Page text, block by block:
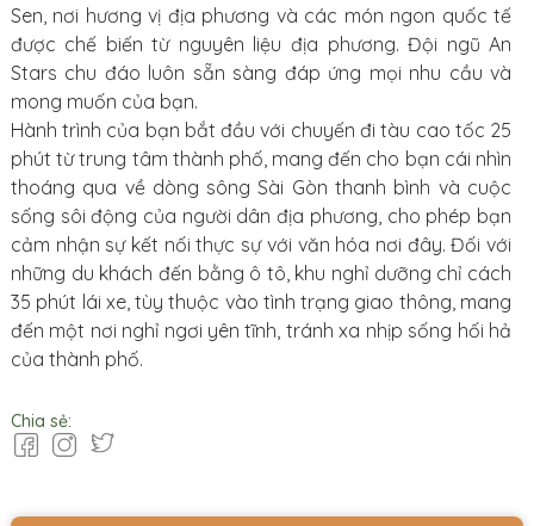
Sen, nơi hương vị địa phương và các món ngon quốc tế
được chế biến từ nguyên liệu địa phương. Đội ngũ An
Stars chu đáo luôn sẵn sàng đáp ứng mọi nhu cầu và
mong muốn của bạn.
Hành trình của bạn bắt đầu với chuyến đi tàu cao tốc 25
phút từ trung tâm thành phố, mang đến cho bạn cái nhìn
thoáng qua về dòng sông Sài Gòn thanh bình và cuộc
sống sôi động của người dân địa phương, cho phép bạn
cảm nhận sự kết nối thực sự với văn hóa nơi đây. Đối với
những du khách đến bằng ô tô, khu nghỉ dưỡng chỉ cách
35 phút lái xe, tùy thuộc vào tình trạng giao thông, mang
đến một nơi nghỉ ngơi yên tĩnh, tránh xa nhịp sống hối hả
của thành phố.
Chia sẻ: